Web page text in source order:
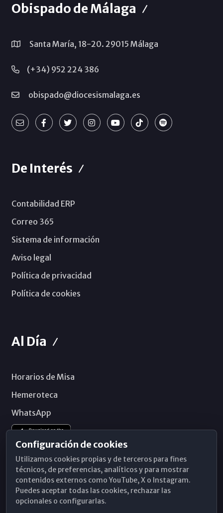
Obispado de Málaga
Santa María, 18-20. 29015 Málaga
(+34) 952 224 386
obispado@diocesismalaga.es
De Interés
Contabilidad ERP
Correo 365
Sistema de información
Aviso legal
Política de privacidad
Política de cookies
Al Día
Horarios de Misa
Hemeroteca
WhatsApp
Configuración de cookies
Utilizamos cookies propias y de terceros para fines
técnicos, de preferencias, analíticos y para mostrar
contenidos externos como YouTube, X o Instagram.
Puedes aceptar todas las cookies, rechazar las
opcionales o configurarlas.